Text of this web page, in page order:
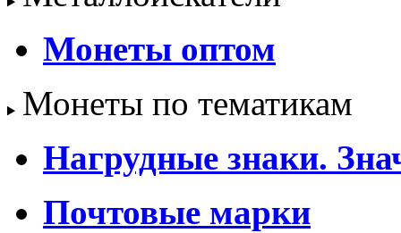
Монеты оптом
Монеты по тематикам
Нагрудные знаки.
Почтовые марки